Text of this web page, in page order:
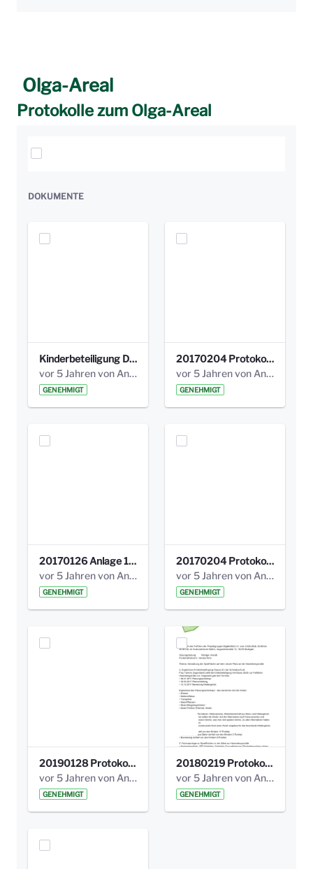
Olga-Areal
Protokolle zum Olga-Areal
Elemente auswählen
DOKUMENTE
Kinderbeteiligung Dez. 17 _Abstimmung Klettergerüst.pdf
vor 5 Jahren von Anni Schlumberger
GENEHMIGT
20170204 Protokoll Workshop 2 Promenade Schloßstraße (1).pdf
vor 5 Jahren von Anni Schlumberger
GENEHMIGT
20170126 Anlage 1_Kinderbeteiligung_Olga_Areal_Auswertung.pdf
vor 5 Jahren von Anni Schlumberger
GENEHMIGT
20170204 Protokoll Workshop 2 Promenade Schloßstraße .pdf
vor 5 Jahren von Anni Schlumberger
GENEHMIGT
20190128 Protokoll der Projektgruppe Olgäle.pdf
vor 5 Jahren von Anni Schlumberger
GENEHMIGT
20180219 Protokoll der Projektgruppe Olgaele2012.pdf
vor 5 Jahren von Anni Schlumberger
GENEHMIGT